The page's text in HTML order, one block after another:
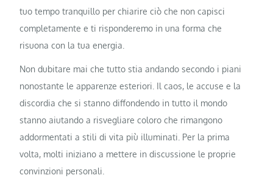
tuo tempo tranquillo per chiarire ciò che non capisci
completamente e ti risponderemo in una forma che
risuona con la tua energia.
Non dubitare mai che tutto stia andando secondo i piani
nonostante le apparenze esteriori. Il caos, le accuse e la
discordia che si stanno diffondendo in tutto il mondo
stanno aiutando a risvegliare coloro che rimangono
addormentati a stili di vita più illuminati. Per la prima
volta, molti iniziano a mettere in discussione le proprie
convinzioni personali.